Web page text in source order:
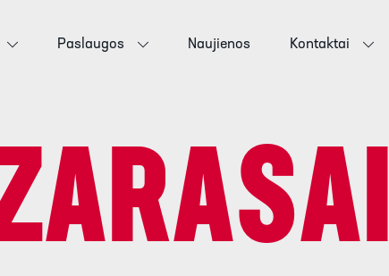
Paslaugos Naujienos Kontaktai